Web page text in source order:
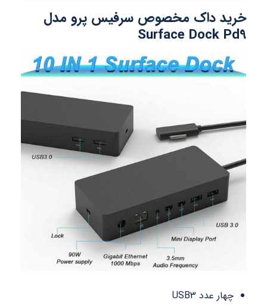
خرید داک مخصوص سرفیس پرو مدل
Surface Dock Pd9
چهار عدد USB3